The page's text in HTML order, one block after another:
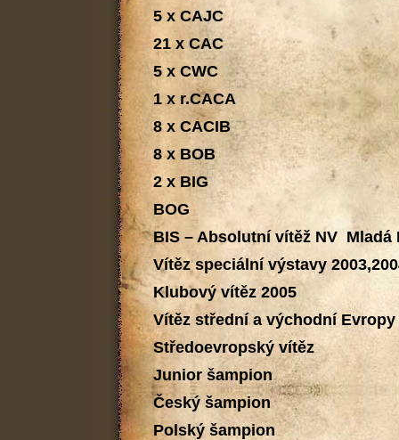
5 x CAJC
21 x CAC
5 x CWC
1 x r.CACA
8 x CACIB
8 x BOB
2 x BIG
BOG
BIS – Absolutní vítěž NV Mladá
Vítěz speciální výstavy
Klubový vítěz 2005
Vítěz střední a východní Evropy
Středoevropský vítěz
Junior šampion
Český šampion
Polský šampion